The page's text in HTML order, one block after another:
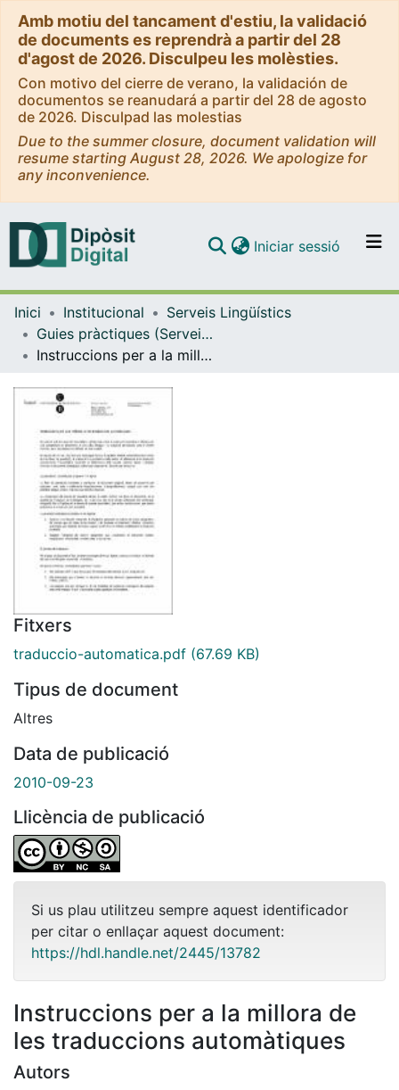
Amb motiu del tancament d'estiu, la validació
de documents es reprendrà a partir del 28
d'agost de 2026. Disculpeu les molèsties.
Con motivo del cierre de verano, la validación de
documentos se reanudará a partir del 28 de agosto
de 2026. Disculpad las molestias
Due to the summer closure, document validation will
resume starting August 28, 2026. We apologize for
any inconvenience.
Navega per tot el DD
Com publicar
Iniciar sessió (current)
Inici Institucional
Serveis Lingüístics
Guies pràctiques (Serveis Lingüístics)
Instruccions per a la millora de les traduccions automàtiques
Fitxers
traduccio-automatica.pdf (67.69 KB)
Tipus de document
Altres
Data de publicació
2010-09-23
Llicència de publicació
Si us plau utilitzeu sempre aquest identificador
per citar o enllaçar aquest document:
https://hdl.handle.net/2445/13782
Instruccions per a la millora de
les traduccions automàtiques
Autors